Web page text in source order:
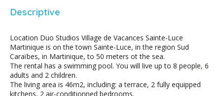
Descriptive
Location Duo Studios Village de Vacances Sainte-Luce
Martinique is on the town Sainte-Luce, in the region Sud
Caraïbes, in Martinique, to 50 meters ot the sea.
The rental has a swimming pool. You will live up to 8 people, 6
adults and 2 children.
The living area is 46m2, including: a terrace, 2 fully equipped
kitchens, 2 air-conditionned bedrooms.